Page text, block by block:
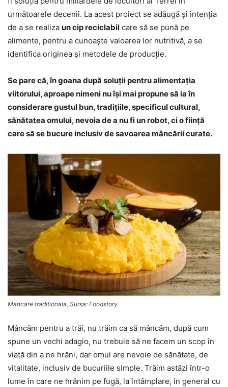
următoarele decenii. La acest proiect se adăugă şi intenţia
de a se realiza un cip reciclabil care să se pună pe
alimente, pentru a cunoaşte valoarea lor nutritivă, a se
identifica originea şi metodele de producţie.
Se pare că, în goana după soluţii pentru alimentaţia
viitorului, aproape nimeni nu îşi mai propune să ia în
considerare gustul bun, tradiţiile, specificul cultural,
sănătatea omului, nevoia de a nu fi un robot, ci o fiinţă
care să se bucure inclusiv de savoarea mâncării curate.
Mancare traditionala, Sursa: Foodstory
Mâncăm pentru a trăi, nu trăim ca să mâncăm, după cum
spune un vechi adagio, nu trebuie să ne facem un scop în
viaţă din a ne hrăni, dar omul are nevoie de sănătate, de
vitalitate, inclusiv de bucuriile simple. Trăim astăzi într-o
lume în care ne hrănim pe fugă, la întâmplare, in general cu